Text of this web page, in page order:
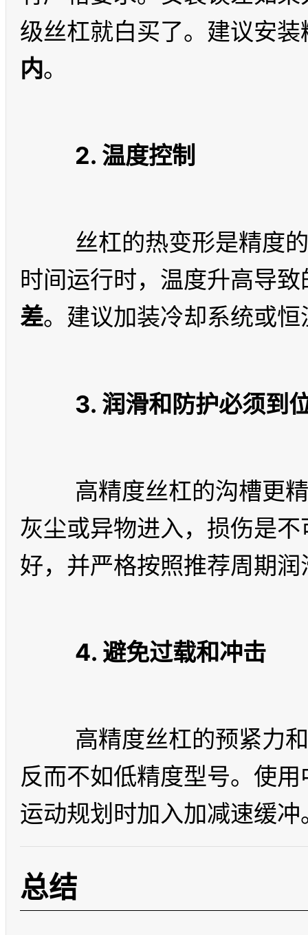
级丝杠就白买了。建议安
内
2. 温度控制
时间运行时，温度升高导
差
3. 润滑和防护必须到
灰尘或异物进入，损伤是
4. 避免过载和冲击
反而不如低精度型号。使
总结